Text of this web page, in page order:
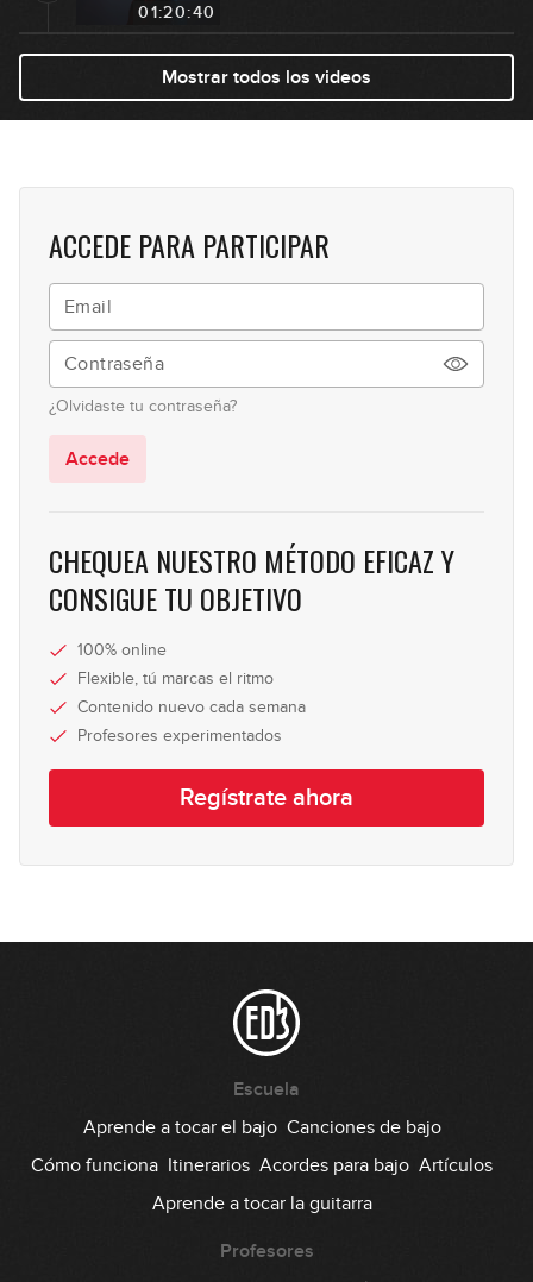
01:20:40
Live #8 Armonía
9
10
Live #10 Improvisación
11
01:17:46
12
13
39:48
Sorteo de Navidad 2022
14
01:39:13
01:39:56
Live #17 Los secretos de la
Live #19 Una tarde con Miki
01:44:10
Live #20 Una tarde con Miki
Live #21 5to Aniversario EDB
Mostrar todos los videos
ACCEDE PARA PARTICIPAR
¿Olvidaste tu contraseña?
Accede
CHEQUEA NUESTRO MÉTODO EFICAZ Y
CONSIGUE TU OBJETIVO
100% online
Flexible, tú marcas el ritmo
Contenido nuevo cada semana
Profesores experimentados
Regístrate ahora
Escuela
Aprende a tocar el bajo Canciones de bajo
Cómo funciona Itinerarios Acordes para bajo Artículos
Aprende a tocar la guitarra
Profesores